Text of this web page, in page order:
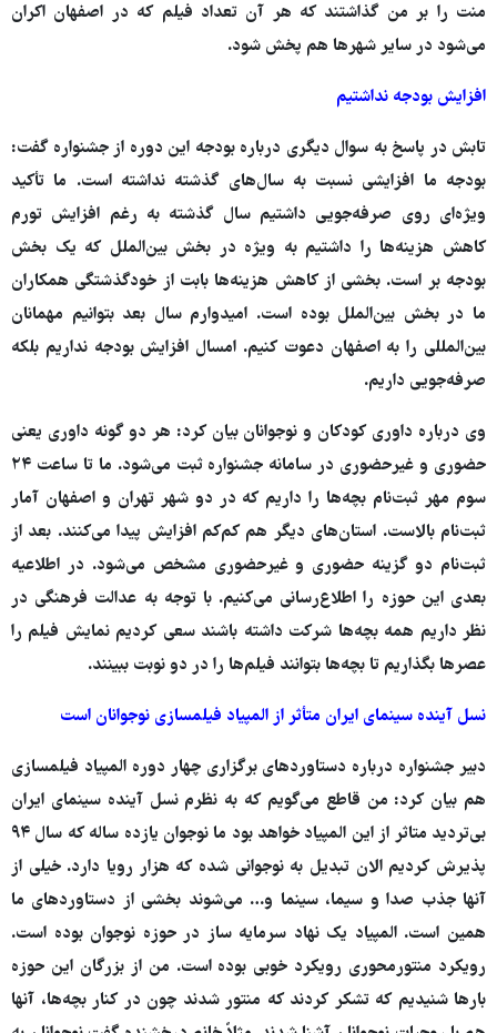
منت را بر من گذاشتند که هر آن تعداد فیلم که در اصفهان اکران
می‌شود در سایر شهرها هم پخش شود.
افزایش بودجه نداشتیم
تابش در پاسخ به سوال دیگری درباره بودجه این دوره از جشنواره گفت:
بودجه ما افزایشی نسبت به سال‌های گذشته نداشته است. ما تأکید
ویژه‌ای روی صرفه‌جویی داشتیم سال گذشته به رغم افزایش تورم
کاهش هزینه‌ها را داشتیم به ویژه در بخش بین‌الملل که یک بخش
بودجه بر است. بخشی از کاهش هزینه‌ها بابت از خودگذشتگی همکاران
ما در بخش بین‌الملل بوده است. امیدوارم سال بعد بتوانیم مهمانان
بین‌المللی را به اصفهان دعوت کنیم. امسال افزایش بودجه نداریم بلکه
صرفه‌جویی داریم.
وی درباره داوری کودکان و نوجوانان بیان کرد: هر دو گونه داوری یعنی
حضوری و غیرحضوری در سامانه جشنواره ثبت می‌شود. ما تا ساعت ۲۴
سوم مهر ثبت‌نام بچه‌ها را داریم که در دو شهر تهران و اصفهان آمار
ثبت‌نام بالاست. استان‌های دیگر هم کم‌کم افزایش پیدا می‌کنند. بعد از
ثبت‌نام دو گزینه حضوری و غیرحضوری مشخص می‌شود. در اطلاعیه
بعدی این حوزه را اطلاع‌رسانی می‌کنیم. با توجه به عدالت فرهنگی در
نظر داریم همه بچه‌ها شرکت داشته باشند سعی کردیم نمایش فیلم را
عصرها بگذاریم تا بچه‌ها بتوانند فیلم‌ها را در دو نوبت ببینند.
نسل آینده سینمای ایران متأثر از المپیاد فیلمسازی نوجوانان است
دبیر جشنواره درباره دستاوردهای برگزاری چهار دوره المپیاد فیلمسازی
هم بیان کرد: من قاطع می‌گویم که به نظرم نسل آینده سینمای ایران
بی‌تردید متاثر از این المپیاد خواهد بود ما نوجوان یازده ساله که سال ۹۴
پذیرش کردیم الان تبدیل به نوجوانی شده که هزار رویا دارد. خیلی از
آنها جذب صدا و سیما، سینما و… می‌شوند بخشی از دستاوردهای ما
همین است. المپیاد یک نهاد سرمایه ساز در حوزه نوجوان بوده است.
رویکرد منتورمحوری رویکرد خوبی بوده است. من از بزرگان این حوزه
بارها شنیدیم که تشکر کردند که منتور شدند چون در کنار بچه‌ها، آنها